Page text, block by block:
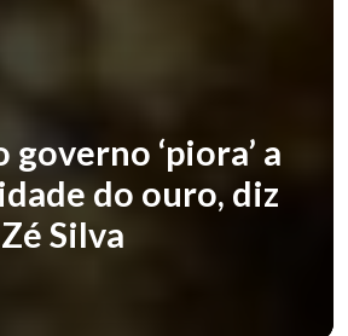
‘piora’ a
do ouro, diz
Silva